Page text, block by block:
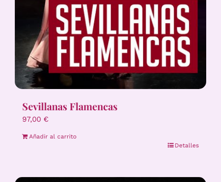
Sevillanas Flamencas
97,00 €
Añadir al carrito
Detalles